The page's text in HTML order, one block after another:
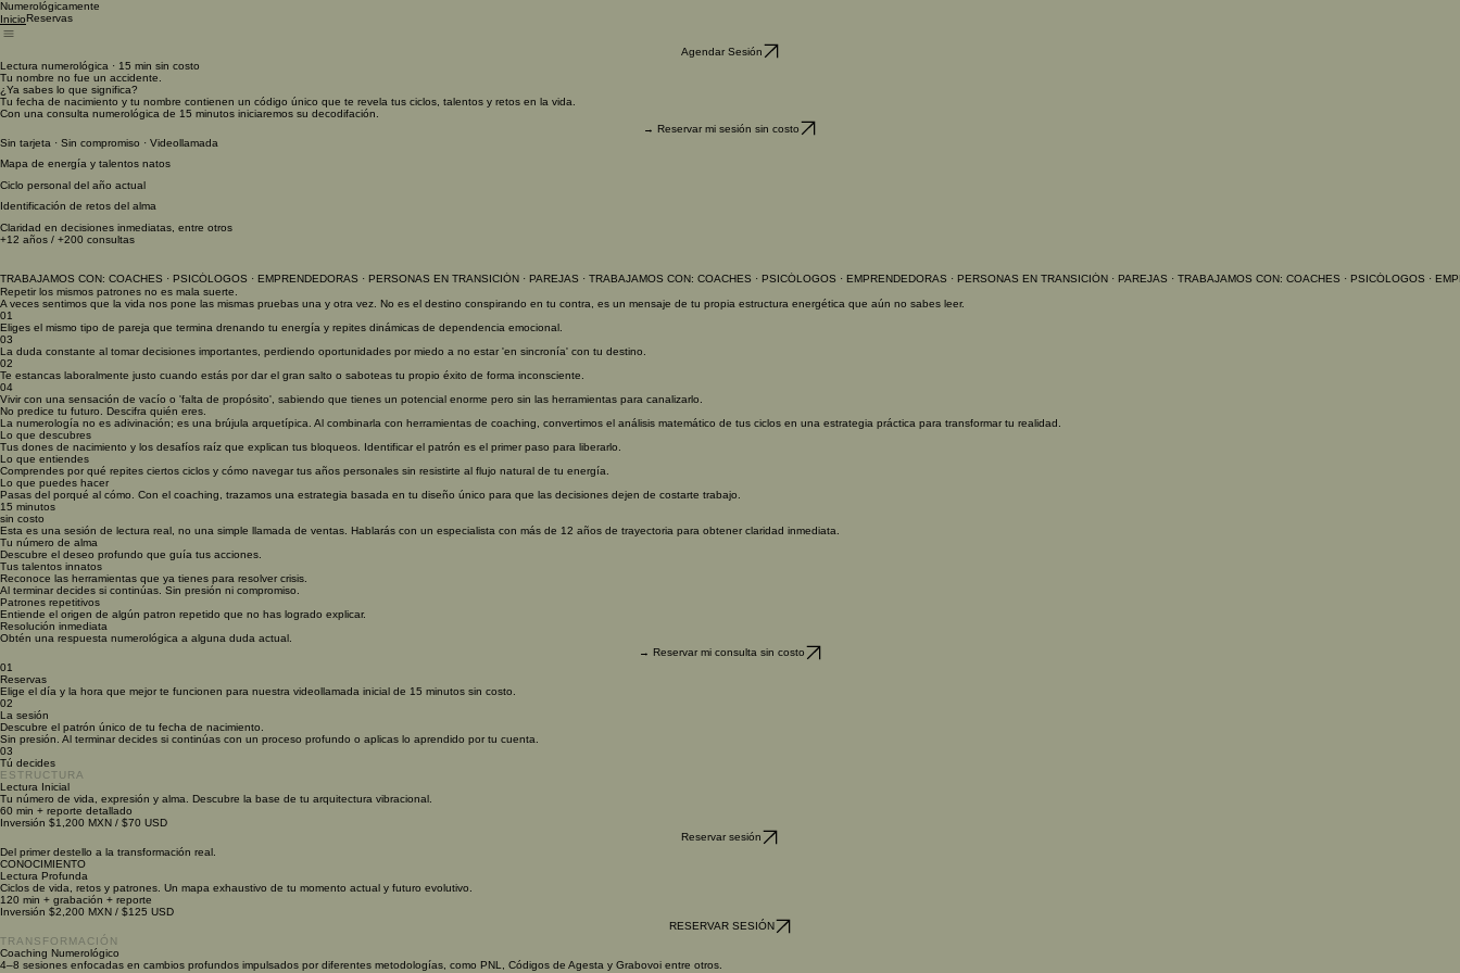
Numerológicamente
InicioReservas
Agendar Sesión
Lectura numerológica · 15 min sin costo
Tu nombre no fue un accidente.
¿Ya sabes lo que significa?
Tu fecha de nacimiento y tu nombre contienen un código único que te revela tus ciclos, talentos y retos en la vida.
Con una consulta numerológica de 15 minutos iniciaremos su decodifación.
→ Reservar mi sesión sin costo
Sin tarjeta · Sin compromiso · Videollamada
Mapa de energía y talentos natos
Ciclo personal del año actual
Identificación de retos del alma
Claridad en decisiones inmediatas, entre otros
+12 años / +200 consultas
TRABAJAMOS CON: COACHES · PSICÓLOGOS · EMPRENDEDORAS · PERSONAS EN TRANSICIÓN · PAREJAS ·
Repetir los mismos patrones no es mala suerte.
A veces sentimos que la vida nos pone las mismas pruebas una y otra vez. No es el destino conspirando en tu contra, es un mensaje de tu propia estructura energética que aún no sabes leer.
01
Eliges el mismo tipo de pareja que termina drenando tu energía y repites dinámicas de dependencia emocional.
03
La duda constante al tomar decisiones importantes, perdiendo oportunidades por miedo a no estar 'en sincronía' con tu destino.
02
Te estancas laboralmente justo cuando estás por dar el gran salto o saboteas tu propio éxito de forma inconsciente.
04
Vivir con una sensación de vacío o 'falta de propósito', sabiendo que tienes un potencial enorme pero sin las herramientas para canalizarlo.
No predice tu futuro. Descifra quién eres.
La numerología no es adivinación; es una brújula arquetípica. Al combinarla con herramientas de coaching, convertimos el análisis matemático de tus ciclos en una estrategia práctica para transformar tu realidad.
Lo que descubres
Tus dones de nacimiento y los desafíos raíz que explican tus bloqueos. Identificar el patrón es el primer paso para liberarlo.
Lo que entiendes
Comprendes por qué repites ciertos ciclos y cómo navegar tus años personales sin resistirte al flujo natural de tu energía.
Lo que puedes hacer
Pasas del porqué al cómo. Con el coaching, trazamos una estrategia basada en tu diseño único para que las decisiones dejen de costarte trabajo.
15 minutos
sin costo
Esta es una sesión de lectura real, no una simple llamada de ventas. Hablarás con un especialista con más de 12 años de trayectoria para obtener claridad inmediata.
Tu número de alma
Descubre el deseo profundo que guía tus acciones.
Tus talentos innatos
Reconoce las herramientas que ya tienes para resolver crisis.
Al terminar decides si continúas. Sin presión ni compromiso.
Patrones repetitivos
Entiende el origen de algún patron repetido que no has logrado explicar.
Resolución inmediata
Obtén una respuesta numerológica a alguna duda actual.
→ Reservar mi consulta sin costo
01
Reservas
Elige el día y la hora que mejor te funcionen para nuestra videollamada inicial de 15 minutos sin costo.
02
La sesión
Descubre el patrón único de tu fecha de nacimiento.
Sin presión. Al terminar decides si continúas con un proceso profundo o aplicas lo aprendido por tu cuenta.
03
Tú decides
ESTRUCTURA
Lectura Inicial
Tu número de vida, expresión y alma. Descubre la base de tu arquitectura vibracional.
60 min + reporte detallado
Inversión $1,200 MXN / $70 USD
Reservar sesión
Del primer destello a la transformación real.
CONOCIMIENTO
Lectura Profunda
Ciclos de vida, retos y patrones. Un mapa exhaustivo de tu momento actual y futuro evolutivo.
120 min + grabación + reporte
Inversión $2,200 MXN / $125 USD
RESERVAR SESIÓN
TRANSFORMACIÓN
Coaching Numerológico
4–8 sesiones enfocadas en cambios profundos impulsados por diferentes metodologías, como PNL, Códigos de Agesta y Grabovoi entre otros.